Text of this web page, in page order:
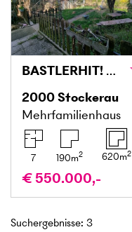
BASTLERHIT! KREATIV WERDEN UND EIGENHEIM GESTALTEN
2000Stockerau
Mehrfamilienhaus
7 190m2 620m2
€ 550.000,-
Suchergebnisse: 3